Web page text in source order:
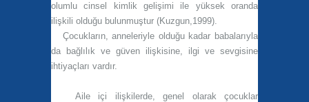
olumlu cinsel kimlik gelişimi ile yüksek oranda
ilişkili olduğu bulunmuştur (Kuzgun,1999).
Çocukların, anneleriyle olduğu kadar babalarıyla
da bağlılık ve güven ilişkisine, ilgi ve sevgisine
ihtiyaçları vardır.
Aile içi ilişkilerde, genel olarak çocuklar